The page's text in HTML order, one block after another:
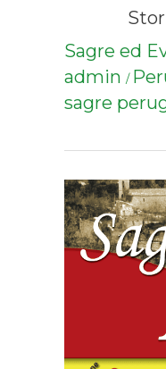
Sagre ed
admin /
sagre